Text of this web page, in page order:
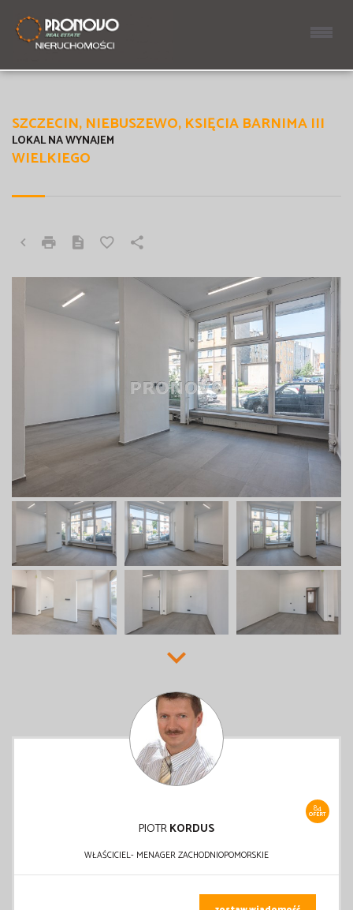
SZCZECIN, NIEBUSZEWO, KSIĘCIA BARNIMA III
WIELKIEGO
LOKAL NA WYNAJEM
84
OFERT
PIOTRKORDUS
WŁAŚCICIEL- MENAGER ZACHODNIOPOMORSKIE